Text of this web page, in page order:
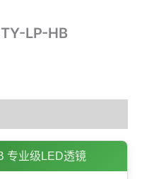
LP-HB
专业级LED透镜